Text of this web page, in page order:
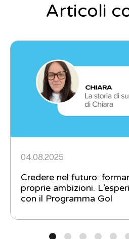
Articoli
04.08.2025
Credere nel futuro:
proprie ambizioni.
con il Programma Gol